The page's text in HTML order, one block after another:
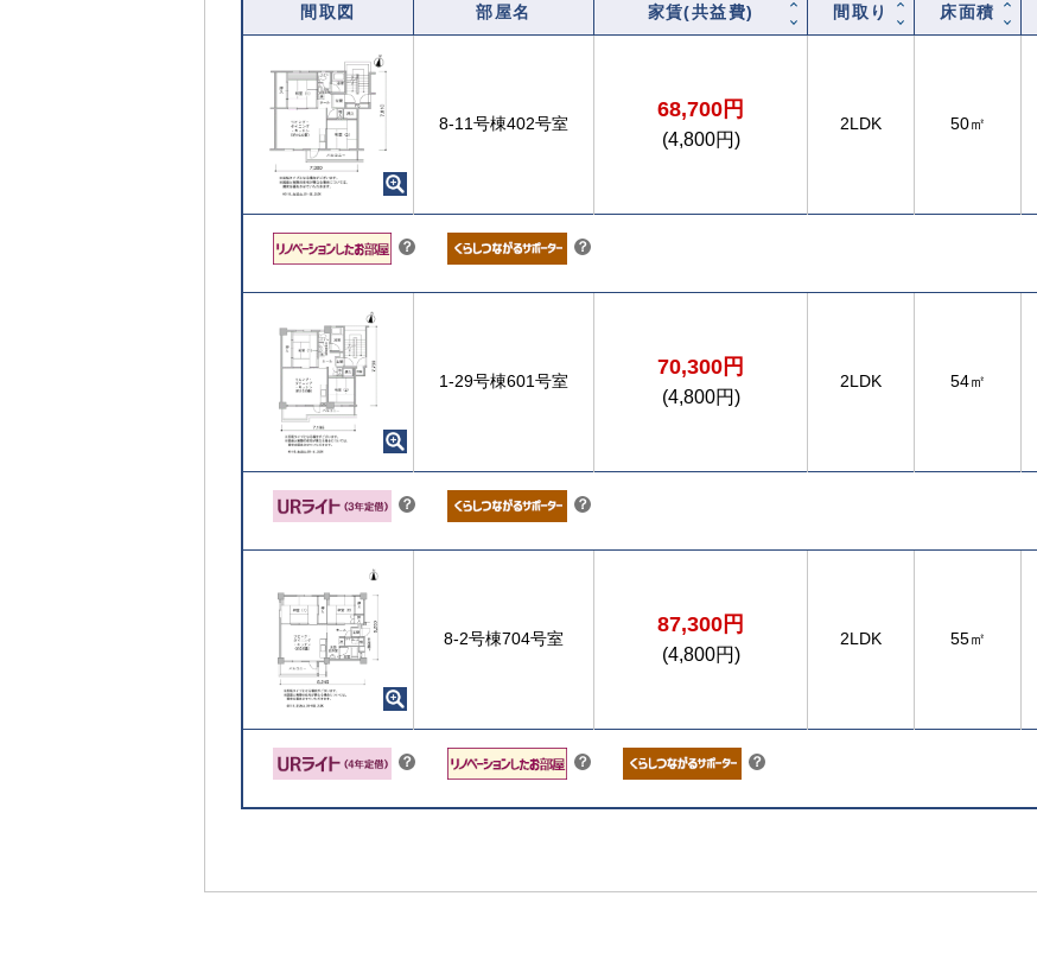
間取図 部屋名 家賃(共益費) 間取り 床面積
8-11号棟402号室
68,700円
(4,800円)
2LDK 50㎡
？ ？
1-29号棟601号室
70,300円
(4,800円)
2LDK 54㎡
？
ン
？
8-2号棟704号室
87,300円
(4,800円)
2LDK 55㎡
？
ン
？ ？